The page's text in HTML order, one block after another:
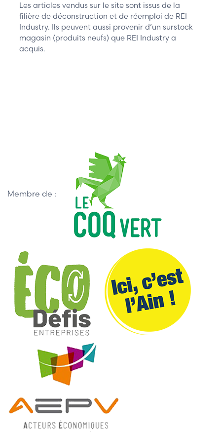
Les articles vendus sur le site sont issus de la
filière de déconstruction et de réemploi de REI
Industry. Ils peuvent aussi provenir d’un surstock
magasin (produits neufs) que REI Industry a
acquis.
Membre de :